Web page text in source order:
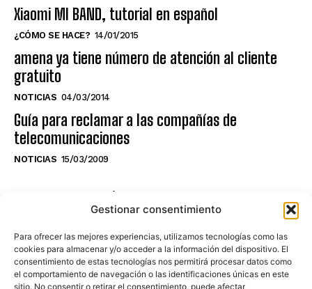
Gestionar consentimiento
Para ofrecer las mejores experiencias, utilizamos tecnologías como las
cookies para almacenar y/o acceder a la información del dispositivo. El
consentimiento de estas tecnologías nos permitirá procesar datos como
el comportamiento de navegación o las identificaciones únicas en este
sitio. No consentir o retirar el consentimiento, puede afectar
Xiaomi MI BAND, tutorial en español
¿CÓMO SE HACE? 14/01/2015
amena ya tiene número de atención al cliente
gratuito
NOTICIAS 04/03/2014
Guía para reclamar a las compañías de
telecomunicaciones
NOTICIAS 15/03/2009
NO TE PIERDAS LO ÚLTIMO DEL CANAL
Haz clic en «Estoy de acuerdo» para